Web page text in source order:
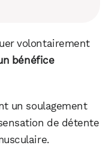
volontairement
bénéfice
un soulagement
de détente